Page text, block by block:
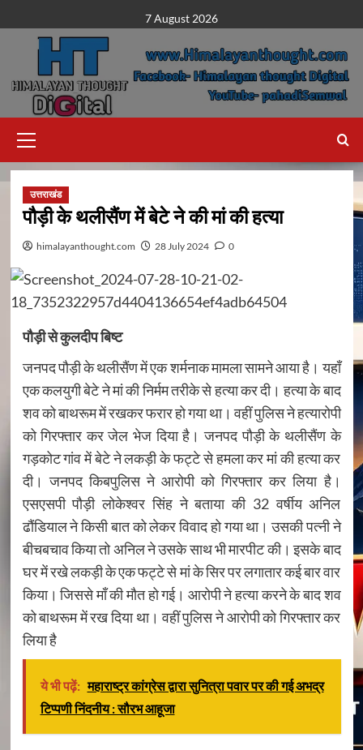
to
content
7 August 2026
Menu
उत्तराखंड
पौड़ी के थलीसैंण में बेटे ने की मां की हत्या
himalayanthought.com 28 July 2024 0
पौड़ी से कुलदीप बिष्ट
जनपद पौड़ी के थलीसैंण में एक शर्मनाक मामला सामने आया है। यहाँ
एक कलयुगी बेटे ने मां की निर्मम तरीके से हत्या कर दी। हत्या के बाद
शव को बाथरूम में रखकर फरार हो गया था। वहीं पुलिस ने हत्यारोपी
को गिरफ्तार कर जेल भेज दिया है। जनपद पौड़ी के थलीसैंण के
गड़कोट गांव में बेटे ने लकड़ी के फट्टे से हमला कर मां की हत्या कर
दी। जनपद किबपुलिस ने आरोपी को गिरफ्तार कर लिया है।
एसएसपी पौड़ी लोकेश्वर सिंह ने बताया की 32 वर्षीय अनिल
ढौंडियाल ने किसी बात को लेकर विवाद हो गया था। उसकी पत्नी ने
बीचबचाव किया तो अनिल ने उसके साथ भी मारपीट की। इसके बाद
घर में रखे लकड़ी के एक फट्टे से मां के सिर पर लगातार कई बार वार
किया। जिससे माँ की मौत हो गई। आरोपी ने हत्या करने के बाद शव
को बाथरूम में रख दिया था। वहीं पुलिस ने आरोपी को गिरफ्तार कर
लिया है
ये भी पढ़ें: महाराष्ट्र कांग्रेस द्वारा सुनित्रा पवार पर की गई अभद्र
टिप्पणी निंदनीय : सौरभ आहूजा